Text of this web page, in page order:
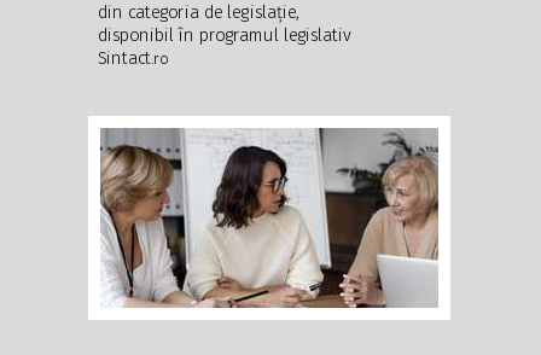
din categoria de legislație,
disponibil în programul legislativ
Sintact.ro